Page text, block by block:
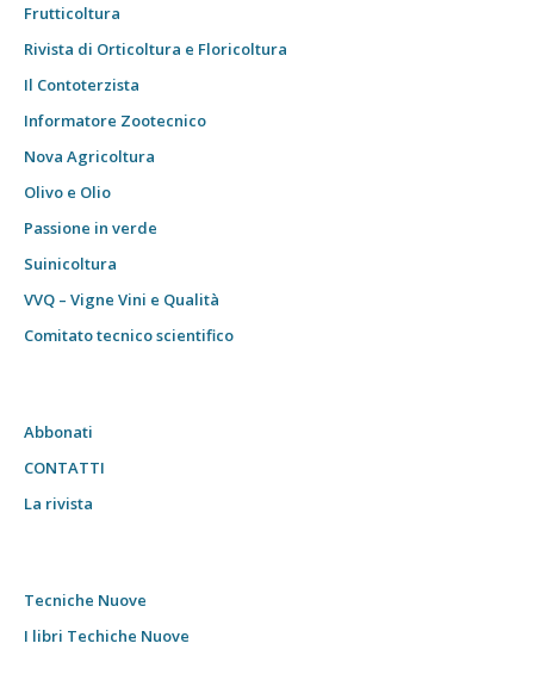
Frutticoltura
Rivista di Orticoltura e Floricoltura
Il Contoterzista
Informatore Zootecnico
Nova Agricoltura
Olivo e Olio
Passione in verde
Suinicoltura
VVQ – Vigne Vini e Qualità
Comitato tecnico scientifico
Abbonati
CONTATTI
La rivista
Tecniche Nuove
I libri Techiche Nuove